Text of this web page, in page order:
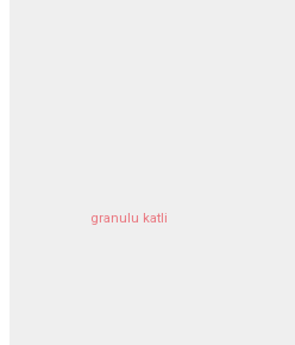
granulu katli